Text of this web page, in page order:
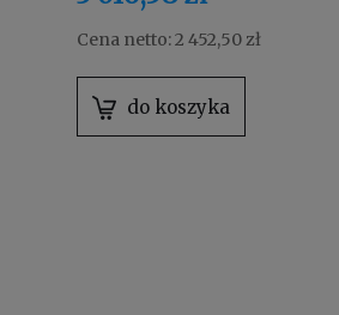
Cena netto:2 452,50 zł
do koszyka